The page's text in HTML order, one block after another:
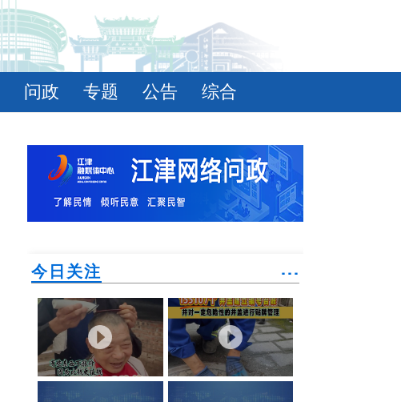
问政 专题 公告 综合
今日关注 ˙˙˙